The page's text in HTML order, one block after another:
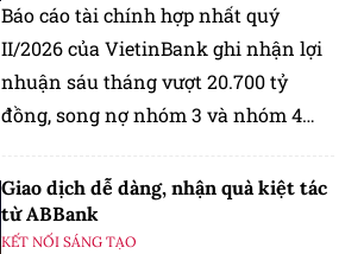
Báo cáo tài chính hợp nhất quý
II/2026 của VietinBank ghi nhận lợi
nhuận sáu tháng vượt 20.700 tỷ
đồng, song nợ nhóm 3 và nhóm 4
Giao dịch dễ dàng, nhận quà kiệt tác
từ ABBank
KẾT NỐI SÁNG TẠO